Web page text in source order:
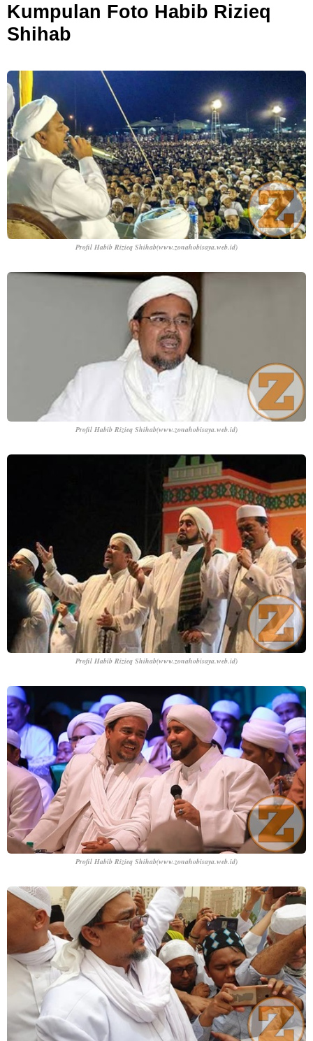
Kumpulan Foto Habib Rizieq
Shihab
Profil Habib Rizieq Shihab(www.zonahobisaya.web.id)
Profil Habib Rizieq Shihab(www.zonahobisaya.web.id)
Profil Habib Rizieq Shihab(www.zonahobisaya.web.id)
Profil Habib Rizieq Shihab(www.zonahobisaya.web.id)